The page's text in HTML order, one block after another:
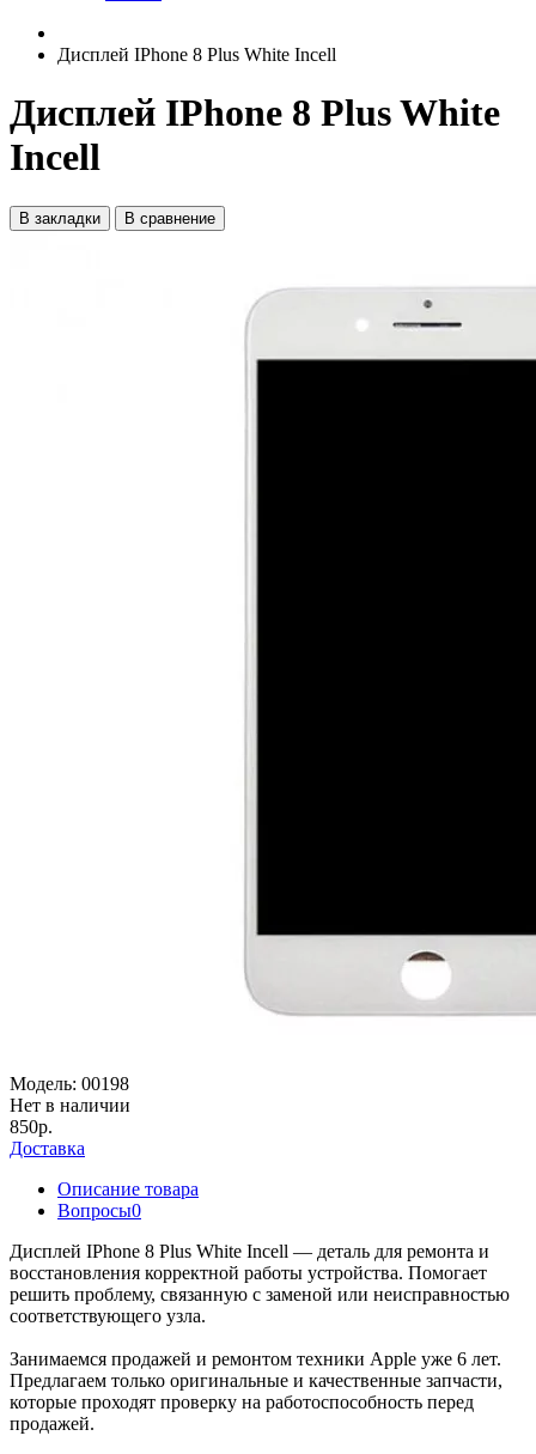
Дисплей IPhone 8 Plus White Incell
Дисплей IPhone 8 Plus White
Incell
В закладки В сравнение
Модель: 00198
Нет в наличии
850р.
Доставка
Описание товара
Вопросы0
Дисплей IPhone 8 Plus White Incell — деталь для ремонта и
восстановления корректной работы устройства. Помогает
решить проблему, связанную с заменой или неисправностью
соответствующего узла.
Занимаемся продажей и ремонтом техники Apple уже 6 лет.
Предлагаем только оригинальные и качественные запчасти,
которые проходят проверку на работоспособность перед
продажей.